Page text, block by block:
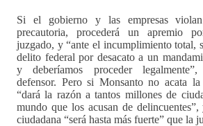
Si el gobierno y las empresas
precautoria, procederá un apremio
juzgado, y “ante el incumplimiento total,
delito federal por desacato a un
y deberíamos proceder
defensor. Pero si Monsanto no acata la
“dará la razón a tantos millones de
mundo que los acusan de
ciudadana “será hasta más fuerte” que la